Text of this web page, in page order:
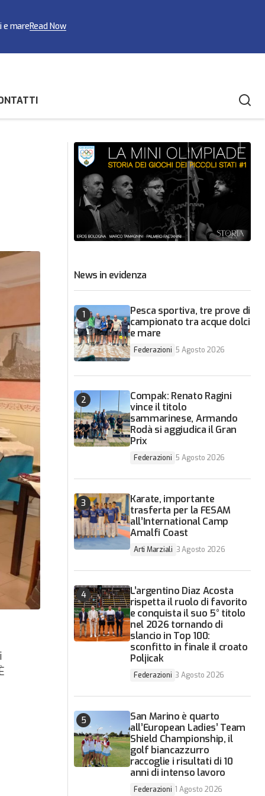
e mareRead Now
per la ginnastica ritmica biancazzurra
News in evidenza
Pesca sportiva, tre prove di
campionato tra acque dolci
e mare
Federazioni 5 Agosto 2026
Compak: Renato Ragini
vince il titolo
sammarinese, Armando
Rodà si aggiudica il Gran
Prix
Federazioni 5 Agosto 2026
Karate, importante
trasferta per la FESAM
all’International Camp
Amalfi Coast
Arti Marziali 3 Agosto 2026
L’argentino Diaz Acosta
rispetta il ruolo di favorito
e conquista il suo 5° titolo
nel 2026 tornando di
slancio in Top 100:
sconfitto in finale il croato
Poljicak
Federazioni 3 Agosto 2026
San Marino è quarto
all’European Ladies’ Team
Shield Championship, il
golf biancazzurro
raccoglie i risultati di 10
anni di intenso lavoro
Federazioni 1 Agosto 2026